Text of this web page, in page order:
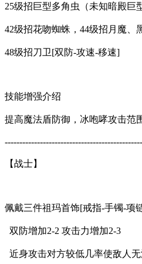
25级招巨型多角虫（未知暗殿巨
42级招花吻蜘蛛，44级招月魔、
48级招刀卫[双防-攻速-移速]
技能增强介绍
提高魔法盾防御，冰咆哮攻击范
【战士】
佩戴三件祖玛首饰[戒指-手镯-项
双防增加2-2 攻击力增加2-3
近身攻击对方较低几率使敌人无